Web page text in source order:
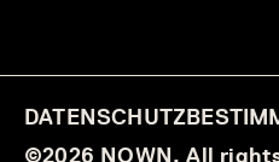
©2026 NOWN. All